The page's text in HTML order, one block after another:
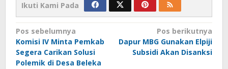
Ikuti Kami Pada
Navigasi
pos
Pos sebelumnya
Komisi IV Minta Pemkab
Segera Carikan Solusi
Polemik di Desa Beleka
Pos berikutnya
Dapur MBG Gunakan Elpiji
Subsidi Akan Disanksi